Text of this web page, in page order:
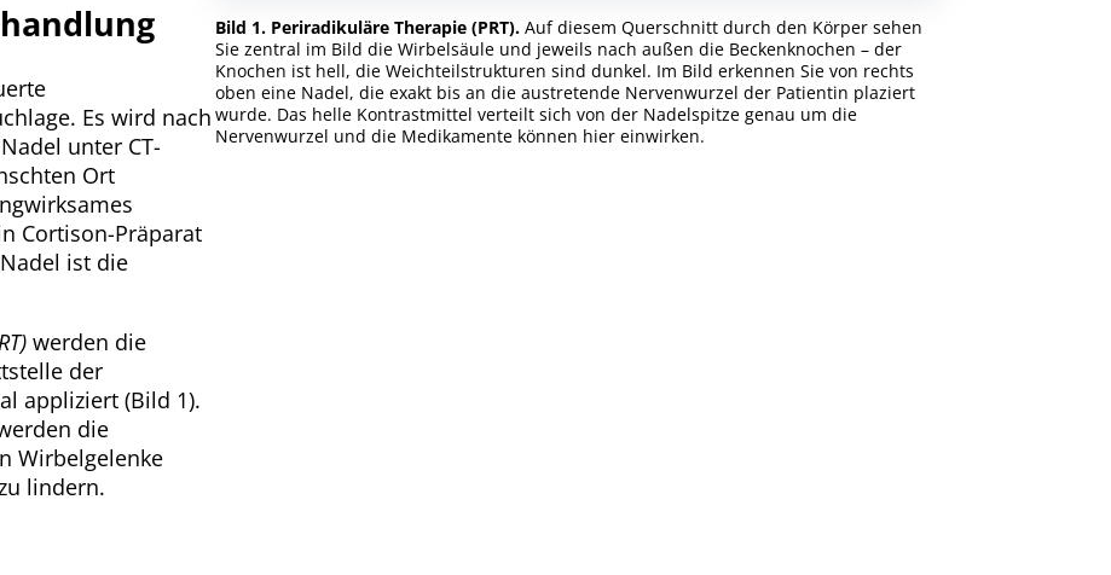
Es wird nach
unter CT-
Ort
Cortison-Präparat
ist die
werden die
der
appliziert (Bild 1).
die
Wirbelgelenke
lindern.
Bild 1. Periradikuläre Therapie (PRT).Auf diesem Querschnitt durch den Körper sehen
Sie zentral im Bild die Wirbelsäule und jeweils nach außen die Beckenknochen – der
Knochen ist hell, die Weichteilstrukturen sind dunkel. Im Bild erkennen Sie von rechts
oben eine Nadel, die exakt bis an die austretende Nervenwurzel der Patientin plaziert
wurde. Das helle Kontrastmittel verteilt sich von der Nadelspitze genau um die
Nervenwurzel und die Medikamente können hier einwirken.